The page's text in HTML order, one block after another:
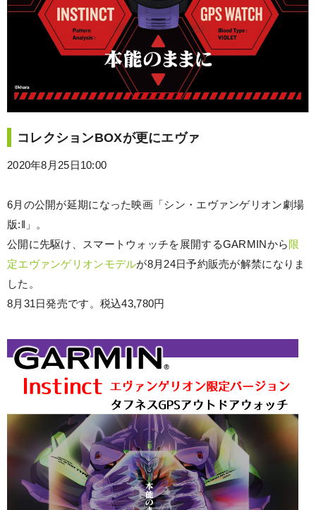
コレクションBOXが更にエヴァ
2020年8月25日10:00
6月の公開が延期になった映画「シン・エヴァンゲリオン劇場
版:‖」。
公開に先駆け、スマートウォッチを展開するGARMINから 限
定エヴァンゲリオンモデルが8月24日予約販売が解禁になりま
した。
8月31日発売です。税込43,780円